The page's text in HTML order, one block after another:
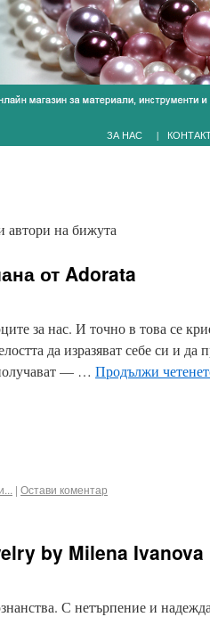
ЗА НАС |
автори на бижута
от Adorata
за нас. И точно в това се
да изразяват себе си и да
— … Продължи
| Остави коментар
by Milena Ivanova
С нетърпение и